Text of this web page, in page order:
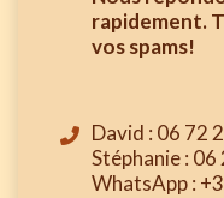
rapidement.
vos spams!
David : 06 72
Stéphanie :
WhatsApp :